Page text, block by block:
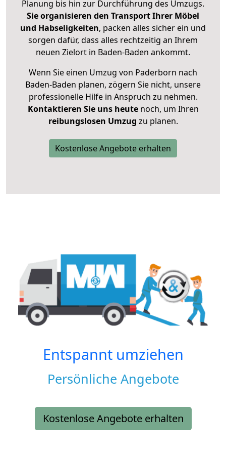
Planung bis hin zur Durchführung des Umzugs.
Sie organisieren den Transport Ihrer Möbel
und Habseligkeiten, packen alles sicher ein und
sorgen dafür, dass alles rechtzeitig an Ihrem
neuen Zielort in Baden-Baden ankommt.
Wenn Sie einen Umzug von Paderborn nach
Baden-Baden planen, zögern Sie nicht, unsere
professionelle Hilfe in Anspruch zu nehmen.
Kontaktieren Sie uns heutenoch, um Ihren
reibungslosen Umzug zu planen.
Kostenlose Angebote erhalten
Entspannt umziehen
Persönliche Angebote
Kostenlose Angebote erhalten